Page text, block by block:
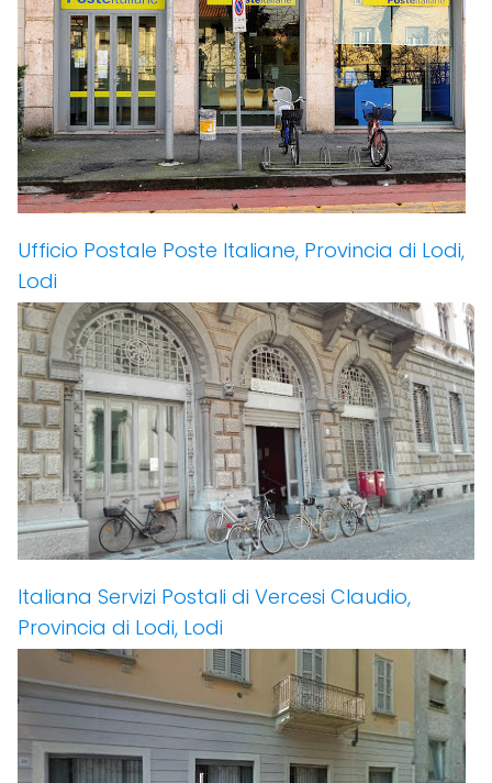
Ufficio Postale Poste Italiane, Provincia di Lodi,
Lodi
Italiana Servizi Postali di Vercesi Claudio,
Provincia di Lodi, Lodi